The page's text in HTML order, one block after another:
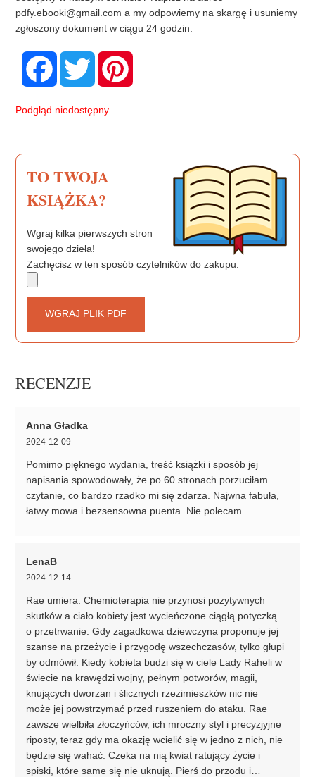
pdfy.ebooki@gmail.com a my odpowiemy na skargę i usuniemy
zgłoszony dokument w ciągu 24 godzin.
F
o
T
w
e
Podgląd niedostępny.
TO TWOJA
KSIĄŻKA?
Wgraj kilka pierwszych stron
swojego dzieła!
Zachęcisz w ten sposób czytelników do zakupu.
WGRAJ PLIK PDF
RECENZJE
Anna Gładka
2024-12-09
Pomimo pięknego wydania, treść książki i sposób jej
napisania spowodowały, że po 60 stronach porzuciłam
czytanie, co bardzo rzadko mi się zdarza. Najwna fabuła,
łatwy mowa i bezsensowna puenta. Nie polecam.
LenaB
2024-12-14
Rae umiera. Chemioterapia nie przynosi pozytywnych
skutków a ciało kobiety jest wycieńczone ciągłą potyczką
o przetrwanie. Gdy zagadkowa dziewczyna proponuje jej
szanse na przeżycie i przygodę wszechczasów, tylko głupi
by odmówił. Kiedy kobieta budzi się w ciele Lady Raheli w
świecie na krawędzi wojny, pełnym potworów, magii,
knujących dworzan i ślicznych rzezimieszków nic nie
może jej powstrzymać przed ruszeniem do ataku. Rae
zawsze wielbiła złoczyńców, ich mroczny styl i precyzjyjne
riposty, teraz gdy ma okazję wcielić się w jedno z nich, nie
będzie się wahać. Czeka na nią kwiat ratujący życie i
spiski, które same się nie uknują. Pierś do przodu i…